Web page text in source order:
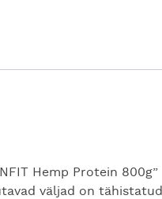
Hemp Protein 800g”
väljad on tähistatud